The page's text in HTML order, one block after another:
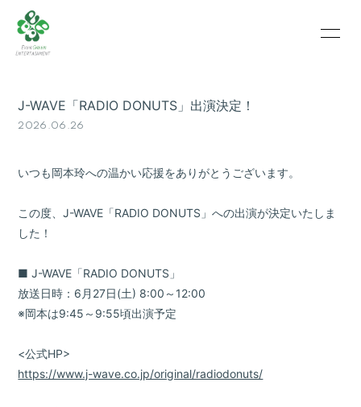
SCHEDULE PROFILE
J-WAVE「RADIO DONUTS」出演決定！
2026.06.26
いつも岡本玲への温かい応援をありがとうございます。
この度、J-WAVE「RADIO DONUTS」への出演が決定いたしま
した！
■ J-WAVE「RADIO DONUTS」
放送日時：6月27日(土) 8:00～12:00
※岡本は9:45～9:55頃出演予定
<公式HP>
https://www.j-wave.co.jp/original/radiodonuts/